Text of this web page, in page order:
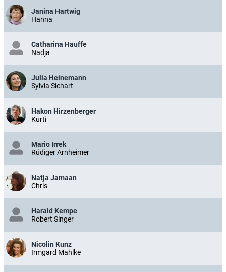
Janina Hartwig
Hanna
Catharina Hauffe
Nadja
Julia Heinemann
Sylvia Sichart
Hakon Hirzenberger
Kurti
Mario Irrek
Rüdiger Arnheimer
Natja Jamaan
Chris
Harald Kempe
Robert Singer
Nicolin Kunz
Irmgard Mahlke